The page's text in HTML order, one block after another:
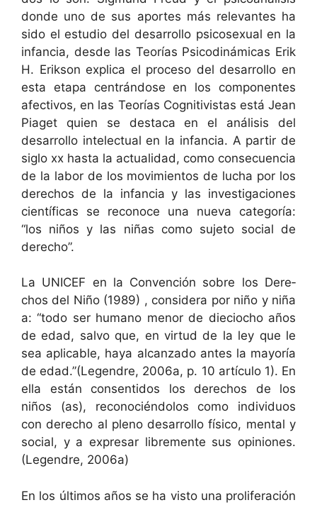
donde uno de sus aportes más rel­e­vantes ha
sido el estu­dio del desar­rol­lo psi­co­sex­u­al en la
infan­cia, des­de las Teorías Psi­cod­inámi­cas Erik
H. Erik­son expli­ca el pro­ce­so del desar­rol­lo en
esta eta­pa cen­trán­dose en los com­po­nentes
afec­tivos, en las Teorías Cog­ni­tivis­tas está Jean
Piaget quien se desta­ca en el análi­sis del
desar­rol­lo int­elec­tu­al en la infan­cia. A par­tir de
siglo xx has­ta la actu­al­i­dad, como con­se­cuen­cia
de la labor de los movimien­tos de lucha por los
dere­chos de la infan­cia y las inves­ti­ga­ciones
cien­tí­fi­cas se reconoce una nue­va cat­e­goría:
“los niños y las niñas como suje­to social de
derecho”.
La UNICEF en la Con­ven­ción sobre los Dere­
chos del Niño (1989) , con­sid­era por niño y niña
a: “todo ser humano menor de diecio­cho años
de edad, sal­vo que, en vir­tud de la ley que le
sea aplic­a­ble, haya alcan­za­do antes la may­oría
de edad.”(Legendre, 2006a, p. 10 artícu­lo 1). En
ella están con­sen­ti­dos los dere­chos de los
niños (as), recono­cién­do­los como indi­vid­u­os
con dere­cho al pleno desar­rol­lo físi­co, men­tal y
social, y a expre­sar libre­mente sus opin­iones.
(Legendre, 2006a)
En los últi­mos años se ha vis­to una pro­lif­eración